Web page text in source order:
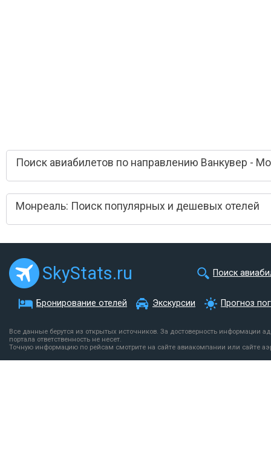
Поиск авиабилетов по направлению Ванкувер -
Монреаль: Поиск популярных и дешевых отелей
SkyStats.ru Поиск
Бронирование отелей Экскурсии Прогноз
Все данные берутся из открытых источников. За достоверность информации
портала ответственность не несет.
Точную информацию по рейсам смотрите на сайте авиакомпании или сайте